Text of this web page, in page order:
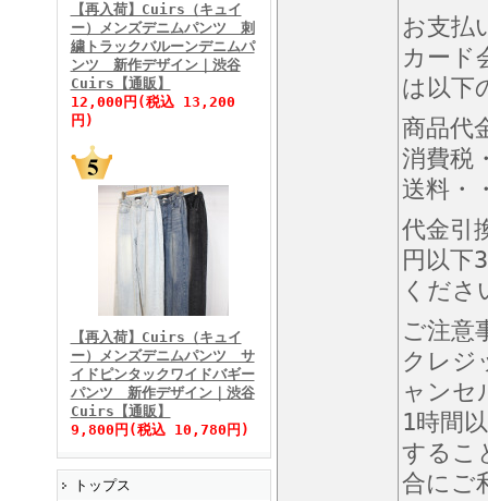
FINEBOYS2026年1月号
FINEBOYS2025年11月号
FINEBOYS2025年10月号
【再入荷】Cuirs（キュイ
ー）メンズデニムパンツ 刺
繍トラックバルーンデニムパ
ンツ 新作デザイン｜渋谷
Cuirs【通販】
12,000円(税込 13,200
円)
【再入荷】Cuirs（キュイ
ー）メンズデニムパンツ サ
イドピンタックワイドバギー
パンツ 新作デザイン｜渋谷
Cuirs【通販】
9,800円(税込 10,780円)
トップス
お支払
カード
は以下
商品代
消費税
送料・
代金引
円以下
くださ
ご注意
クレジ
ャンセ
1時間
するこ
合にご